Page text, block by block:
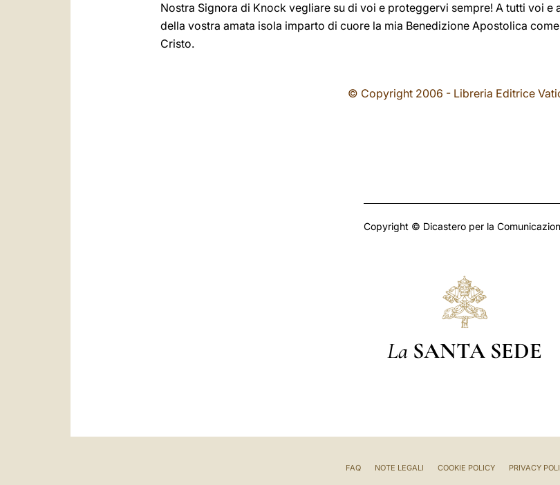
Nostra Signora di Knock vegliare su di voi e proteggervi sempre! A tutti voi e
della vostra amata isola imparto di cuore la mia Benedizione Apostolica
Cristo.
© Copyright 2006 - Libreria Editrice
Copyright © Dicastero per la
La SANTA SEDE
FAQ NOTE LEGALI COOKIE POLICY PRIVACY